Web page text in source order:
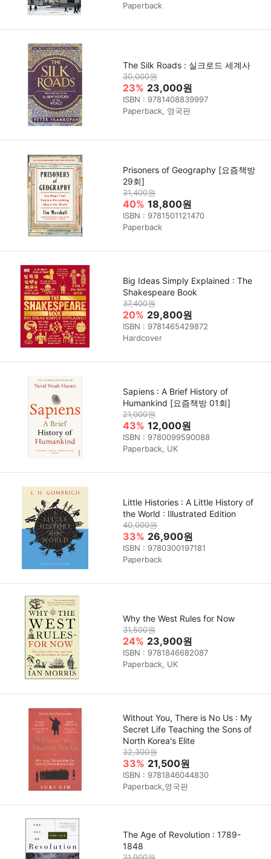
Paperback
The Silk Roads : 실크로드 세계사
30,000원
23% 23,000원
ISBN : 9781408839997
Paperback, 영국판
Prisoners of Geography [요즘책방
29회]
31,400원
40% 18,800원
ISBN : 9781501121470
Paperback
Big Ideas Simply Explained : The
Shakespeare Book
37,400원
20% 29,800원
ISBN : 9781465429872
Hardcover
Sapiens : A Brief History of
Humankind [요즘책방 01회]
21,000원
43% 12,000원
ISBN : 9780099590088
Paperback, UK
Little Histories : A Little History of
the World : Illustrated Edition
40,000원
33% 26,900원
ISBN : 9780300197181
Paperback
Why the West Rules for Now
31,500원
24% 23,900원
ISBN : 9781846682087
Paperback, UK
Without You, There is No Us : My
Secret Life Teaching the Sons of
North Korea's Elite
32,300원
33% 21,500원
ISBN : 9781846044830
Paperback,영국판
The Age of Revolution : 1789-
1848
31,900원